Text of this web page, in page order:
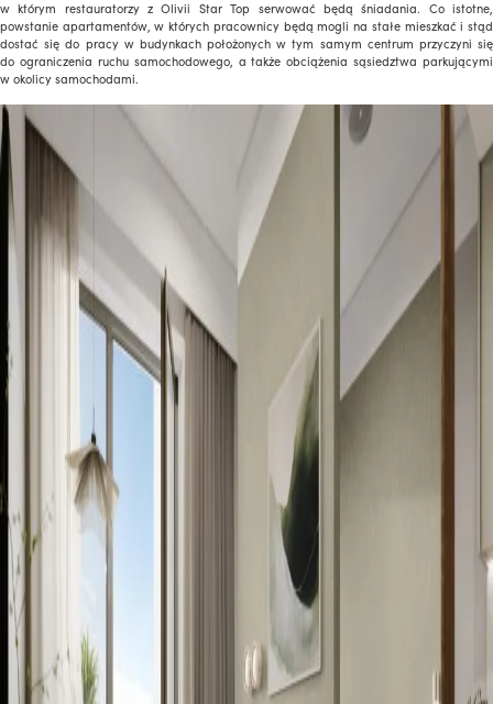
w którym restauratorzy z Olivii Star Top serwować będą śniadania. Co istotne,
powstanie apartamentów, w których pracownicy będą mogli na stałe mieszkać i stąd
dostać się do pracy w budynkach położonych w tym samym centrum przyczyni się
do ograniczenia ruchu samochodowego, a także obciążenia sąsiedztwa parkującymi
w okolicy samochodami.